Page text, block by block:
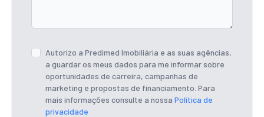
Autorizo a Predimed Imobiliária e as suas agências,
a guardar os meus dados para me informar sobre
oportunidades de carreira, campanhas de
marketing e propostas de financiamento. Para
mais informações consulte a nossa Política de
privacidade